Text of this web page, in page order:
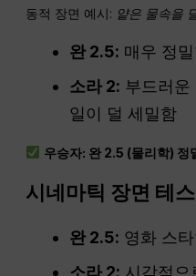
동적 장면 예시: 얕은 물속을
완2.5: 매우 정
소라 2: 부드러운
일이 덜 세밀함
우승자: 완 2.5 (물리학) 정
시네마틱 장면 테
완 2.5: 영화 스
소라 2: 시각적으